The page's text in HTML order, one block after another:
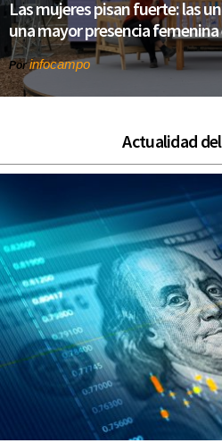
Las mujeres pisan fuerte: las
una mayor presencia femenina
Porinfocampo
Actualidad